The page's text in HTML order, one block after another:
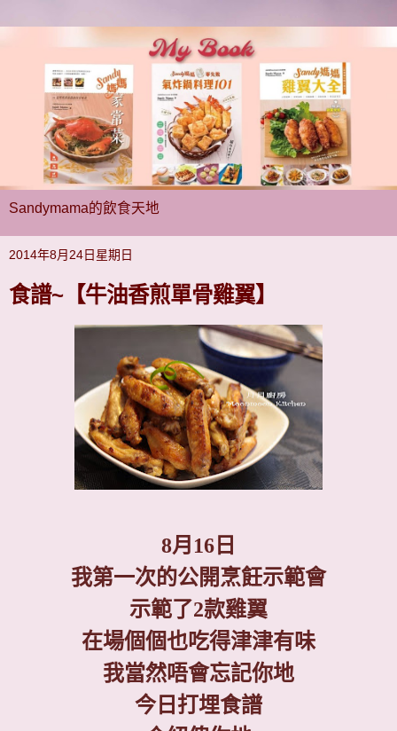
Sandymama的飲食天地
2014年8月24日星期日
食譜~【牛油香煎單骨雞翼】
8月 16 日
我第一次的公開烹飪示範會
示範了2款雞翼
在場個個也吃得津津有味
我當然唔會忘記你地
今日打埋食譜